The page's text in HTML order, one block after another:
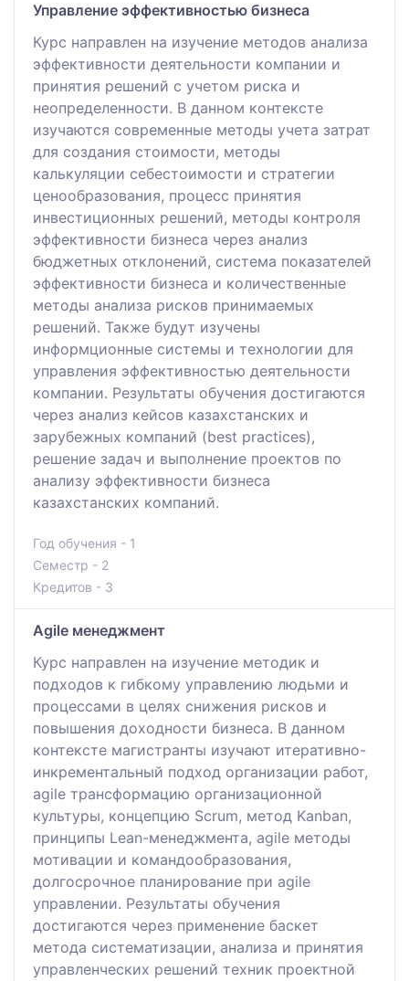
Управление эффективностью бизнеса
Курс направлен на изучение методов анализа
эффективности деятельности компании и
принятия решений с учетом риска и
неопределенности. В данном контексте
изучаются современные методы учета затрат
для создания стоимости, методы
калькуляции себестоимости и стратегии
ценообразования, процесс принятия
инвестиционных решений, методы контроля
эффективности бизнеса через анализ
бюджетных отклонений, система показателей
эффективности бизнеса и количественные
методы анализа рисков принимаемых
решений. Также будут изучены
информционные системы и технологии для
управления эффективностью деятельности
компании. Результаты обучения достигаются
через анализ кейсов казахстанских и
зарубежных компаний (best practices),
решение задач и выполнение проектов по
анализу эффективности бизнеса
казахстанских компаний.
Год обучения - 1
Семестр - 2
Кредитов - 3
Agile менеджмент
Курс направлен на изучение методик и
подходов к гибкому управлению людьми и
процессами в целях снижения рисков и
повышения доходности бизнеса. В данном
контексте магистранты изучают итеративно-
инкрементальный подход организации работ,
agile трансформацию организационной
культуры, концепцию Scrum, метод Kanban,
принципы Lean-менеджмента, agile методы
мотивации и командообразования,
долгосрочное планирование при agile
управлении. Результаты обучения
достигаются через применение баскет
метода систематизации, анализа и принятия
управленческих решений техник проектной